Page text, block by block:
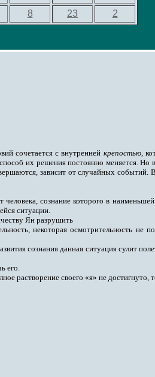
8 23 2
сочетается с внутренней крепостью,
их решения постоянно меняется. Но
зависит от случайных событий.
сознание которого в
ситуации.
Ян разрушить
некоторая осмотрительность не
сознания данная ситуация сулит
его.
растворение своего «я» не достигнуто,